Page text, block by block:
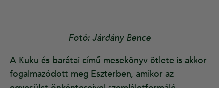
Fotó: Járdány Bence
A Kuku és barátai című mesekönyv ötlete is akkor
fogalmazódott meg Eszterben, amikor az